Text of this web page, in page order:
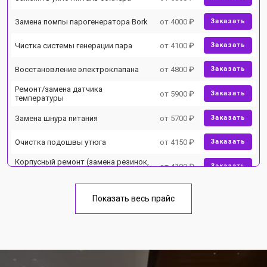
Замена помпы парогенератора Bork от 4000 ₽ Заказать
Чистка системы генерации пара от 4100 ₽ Заказать
Восстановление электроклапана от 4800 ₽ Заказать
Ремонт/замена датчика
температуры
от 5900 ₽ Заказать
Замена шнура питания от 5700 ₽ Заказать
Очистка подошвы утюга от 4150 ₽ Заказать
Корпусный ремонт (замена резинок,
от 4100 ₽ Заказать
Замена клапана давления от 5850 ₽
Показать весь прайс